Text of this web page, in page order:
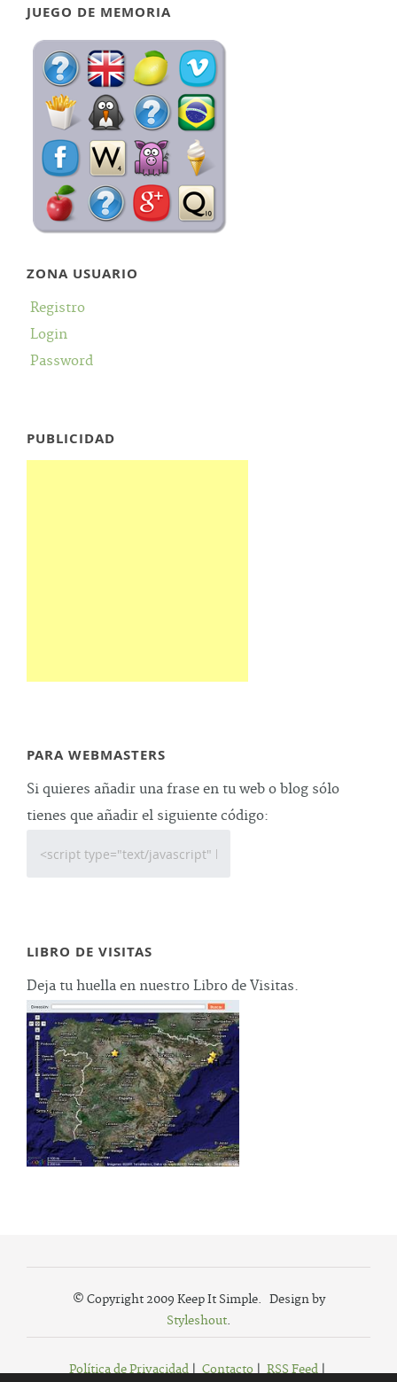
JUEGO DE MEMORIA
ZONA USUARIO
Registro
Login
Password
PUBLICIDAD
PARA WEBMASTERS
Si quieres añadir una frase en tu web o blog sólo
tienes que añadir el siguiente código:
LIBRO DE VISITAS
Deja tu huella en nuestro Libro de Visitas.
© Copyright 2009 Keep It Simple. Design by
Styleshout.
Política de Privacidad| Contacto| RSS Feed|